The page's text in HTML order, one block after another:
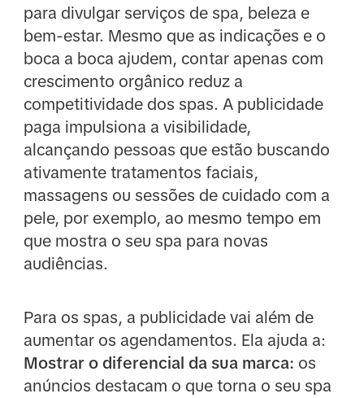
para divulgar serviços de spa, beleza e
bem-estar. Mesmo que as indicações e o
boca a boca ajudem, contar apenas com
crescimento orgânico reduz a
competitividade dos spas. A publicidade
paga impulsiona a visibilidade,
alcançando pessoas que estão buscando
ativamente tratamentos faciais,
massagens ou sessões de cuidado com a
pele, por exemplo, ao mesmo tempo em
que mostra o seu spa para novas
audiências.
Para os spas, a publicidade vai além de
aumentar os agendamentos. Ela ajuda a:
Mostrar o diferencial da sua marca: os
anúncios destacam o que torna o seu spa